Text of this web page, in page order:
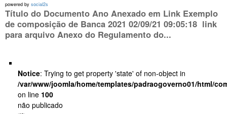
powered by social2s
Título do Documento Ano Anexado em Link Exemplo
de composição de Banca 2021 02/09/21 09:05:18 link
para arquivo Anexo do Regulamento do...
Notice: Trying to get property 'state' of non-object in
/var/www/joomla/home/templates/padraogoverno01/html/
on line 100
não publicado